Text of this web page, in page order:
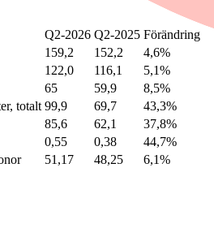
Q2-2026 Q2-2025 Förändring
159,2 152,2
4,6%
122,0 116,1
5,1%
65 59,9
8,5%
totalt 99,9 69,7
43,3%
85,6 62,1
37,8%
0,55 0,38
44,7%
51,17 48,25 6,1%